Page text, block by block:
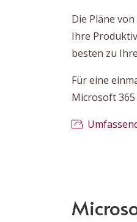
Die Pläne
Ihre
besten zu
Für eine
Microsoft